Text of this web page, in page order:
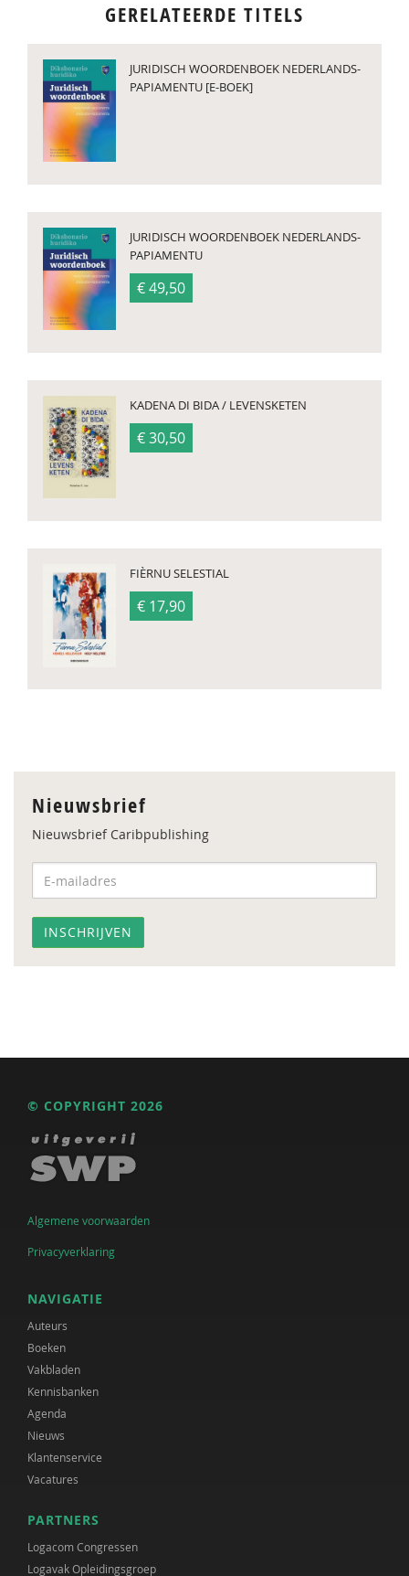
GERELATEERDE TITELS
JURIDISCH WOORDENBOEK NEDERLANDS-
PAPIAMENTU [E-BOEK]
JURIDISCH WOORDENBOEK NEDERLANDS-
PAPIAMENTU
€ 49,50
KADENA DI BIDA / LEVENSKETEN
€ 30,50
FIÈRNU SELESTIAL
€ 17,90
Nieuwsbrief
Nieuwsbrief Caribpublishing
© COPYRIGHT 2026
Algemene voorwaarden
Privacyverklaring
NAVIGATIE
Auteurs
Boeken
Vakbladen
Kennisbanken
Agenda
Nieuws
Klantenservice
Vacatures
PARTNERS
Logacom Congressen
Logavak Opleidingsgroep